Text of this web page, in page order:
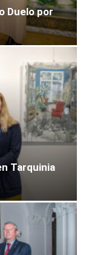
Duelo por
Tarquinia